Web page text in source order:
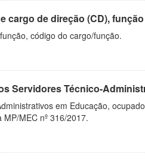
cargo de direção (CD),
código do cargo/função.
Servidores Técnico-
em Educação,
MEC nº 316/2017.